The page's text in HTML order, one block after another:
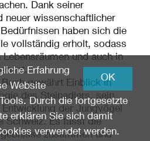
Dank seiner
neuer wissenschaftlicher
haben sich die
vollständig erholt, sodass
und auch in
ist.
gewährt Einblick in
des Steinadlers, sein
der Jungvögel
Schweiz. Es fasst die
zusammen und
OK
Erfahrung
Website
Durch die fortgesetzte
erklären Sie sich damit
verwendet werden.